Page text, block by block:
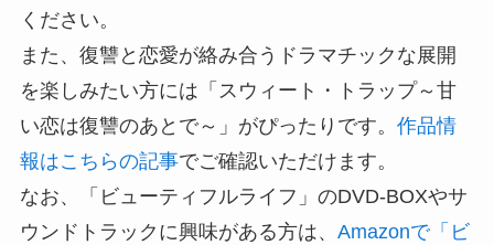
ください。
また、復讐と恋愛が絡み合うドラマチックな展開
を楽しみたい方には「スウィート・トラップ～甘
い恋は復讐のあとで～」がぴったりです。 作品情
報はこちらの記事でご確認いただけます。
なお、「ビューティフルライフ」のDVD-BOXやサ
ウンドトラックに興味がある方は、 Amazonで「ビ